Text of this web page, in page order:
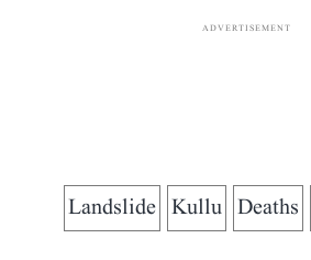
ADVERTISEMENT
Deaths
Kullu
Landslide